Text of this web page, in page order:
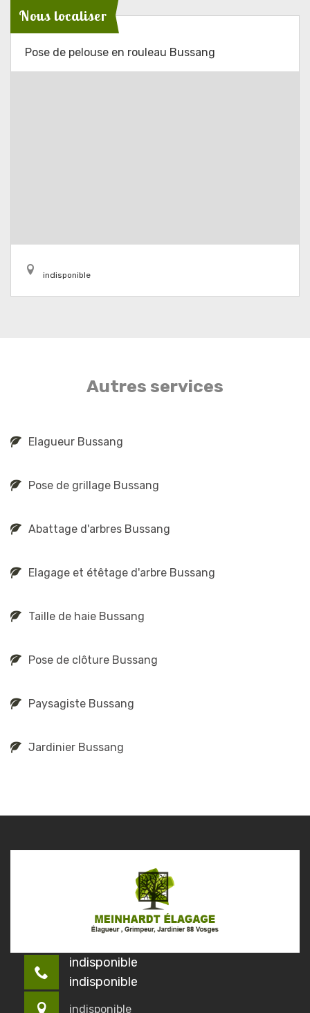
Nous localiser
Pose de pelouse en rouleau Bussang
indisponible
Autres services
Elagueur Bussang
Pose de grillage Bussang
Abattage d'arbres Bussang
Elagage et étêtage d'arbre Bussang
Taille de haie Bussang
Pose de clôture Bussang
Paysagiste Bussang
Jardinier Bussang
indisponible
indisponible
indisponible